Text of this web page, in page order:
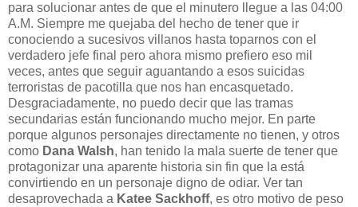
para solucionar antes de que el minutero llegue a las 04:00
A.M. Siempre me quejaba del hecho de tener que ir
conociendo a sucesivos villanos hasta toparnos con el
verdadero jefe final pero ahora mismo prefiero eso mil
veces, antes que seguir aguantando a esos suicidas
terroristas de pacotilla que nos han encasquetado.
Desgraciadamente, no puedo decir que las tramas
secundarias están funcionando mucho mejor. En parte
porque algunos personajes directamente no tienen, y otros
como Dana Walsh, han tenido la mala suerte de tener que
protagonizar una aparente historia sin fin que la está
convirtiendo en un personaje digno de odiar. Ver tan
desaprovechada a Katee Sackhoff, es otro motivo de peso